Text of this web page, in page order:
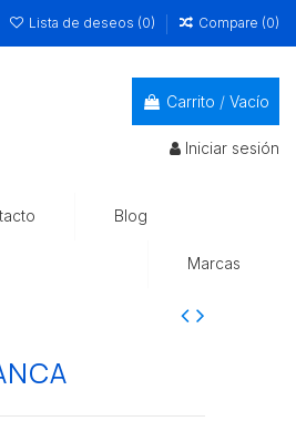
Lista de deseos (0) Compare (0)
Carrito / Vacío
Iniciar sesión
Blog
Marcas